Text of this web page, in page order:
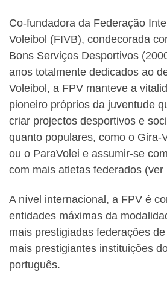
Co-fundadora da Federação
Voleibol (FIVB), condecorada
Bons Serviços Desportivos
anos totalmente dedicados ao
Voleibol, a FPV manteve a
pioneiro próprios da juventude
criar projectos desportivos e
quanto populares, como o Gira-
ou o ParaVolei e assumir-se
com mais atletas federados (ver
A nível internacional, a FPV é
entidades máximas da
mais prestigiadas federações
mais prestigiantes instituições
português.